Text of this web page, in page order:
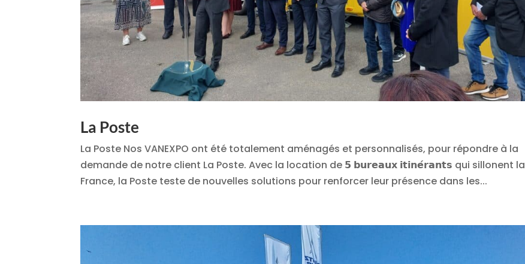
La Poste
La Poste Nos VANEXPO ont été totalement aménagés et personnalisés, pour répondre à la
demande de notre client La Poste. Avec la location de 𝟱 𝗯𝘂𝗿𝗲𝗮𝘂𝘅 𝗶𝘁𝗶𝗻𝗲́𝗿𝗮𝗻𝘁𝘀 qui sillonent la
France, la Poste teste de nouvelles solutions pour renforcer leur présence dans les...